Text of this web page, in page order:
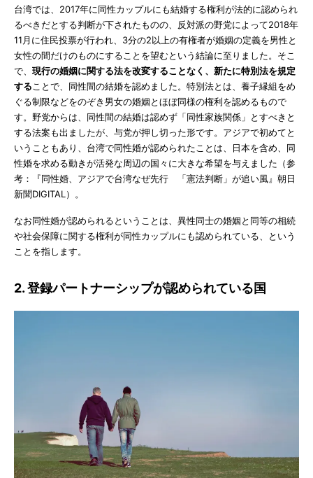
台湾では、2017年に同性カップルにも結婚する権利が法的に認められ
るべきだとする判断が下されたものの、反対派の野党によって2018年
11月に住民投票が行われ、3分の2以上の有権者が婚姻の定義を男性と
女性の間だけのものにすることを望むという結論に至りました。そこ
で、 現行の婚姻に関する法を改変することなく、新たに特別法を規定
することで、同性間の結婚を認めました。特別法とは、養子縁組をめ
ぐる制限などをのぞき男女の婚姻とほぼ同様の権利を認めるもので
す。野党からは、同性間の結婚は認めず「同性家族関係」とすべきと
する法案も出ましたが、与党が押し切った形です。アジアで初めてと
いうこともあり、台湾で同性婚が認められたことは、日本を含め、同
性婚を求める動きが活発な周辺の国々に大きな希望を与えました（参
考：『同性婚、アジアで台湾なぜ先行 「憲法判断」が追い風』朝日
新聞DIGITAL）。
なお同性婚が認められるということは、異性同士の婚姻と同等の相続
や社会保障に関する権利が同性カップルにも認められている、という
ことを指します。
2. 登録パートナーシップが認められている国